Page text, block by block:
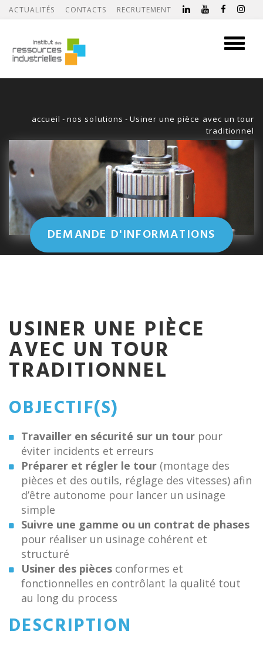
ACTUALITÉS CONTACTS RECRUTEMENT
Toggle
accueil -nos solutions - Usiner une pièce avec un tour
traditionnel
DEMANDE D'INFORMATIONS
USINER UNE PIÈCE
AVEC UN TOUR
TRADITIONNEL
OBJECTIF(S)
Travailler en sécurité sur un tour pour
éviter incidents et erreurs
Préparer et régler le tour (montage des
pièces et des outils, réglage des vitesses) afin
d’être autonome pour lancer un usinage
simple
Suivre une gamme ou un contrat de phases
pour réaliser un usinage cohérent et
structuré
Usiner des pièces conformes et
fonctionnelles en contrôlant la qualité tout
au long du process
DESCRIPTION